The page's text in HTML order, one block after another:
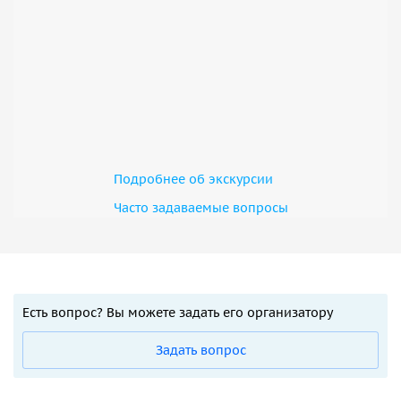
Подробнее об экскурсии
Часто задаваемые вопросы
Есть вопрос? Вы можете задать его организатору
Задать вопрос